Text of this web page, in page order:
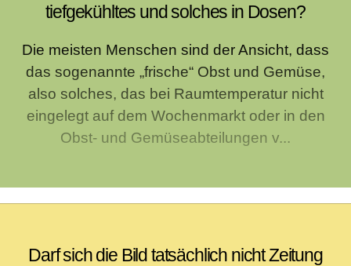
tiefgekühltes und solches in Dosen?
Die meisten Menschen sind der Ansicht, dass
das sogenannte „frische“ Obst und Gemüse,
also solches, das bei Raumtemperatur nicht
eingelegt auf dem Wochenmarkt oder in den
Obst- und Gemüseabteilungen v...
Darf sich die Bild tatsächlich nicht Zeitung